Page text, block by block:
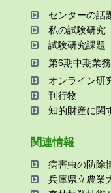
センターの話
私の試験研究
試験研究課題
第6期中期業
オンライン研
刊⾏物
知的財産に関
関連情報
病害⾍の防除
兵庫県⽴農業